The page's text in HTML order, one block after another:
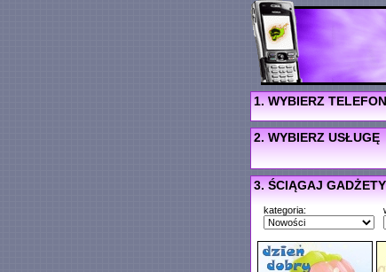
1. WYBIERZ TELEFON
2. WYBIERZ USŁUGĘ
3. ŚCIĄGAJ GADŻETY
kategoria: